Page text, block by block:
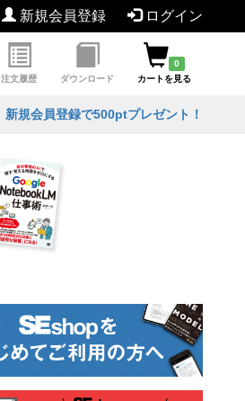
新規会員登録 ログイン
注文履歴 ダウンロード
0
カートを見る
新規会員登録で500ptプレゼント！